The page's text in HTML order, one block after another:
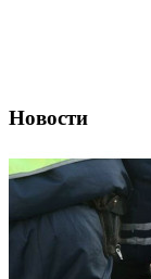
Новости